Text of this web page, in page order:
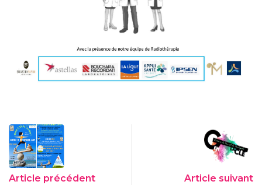
Article précédent Article suivant